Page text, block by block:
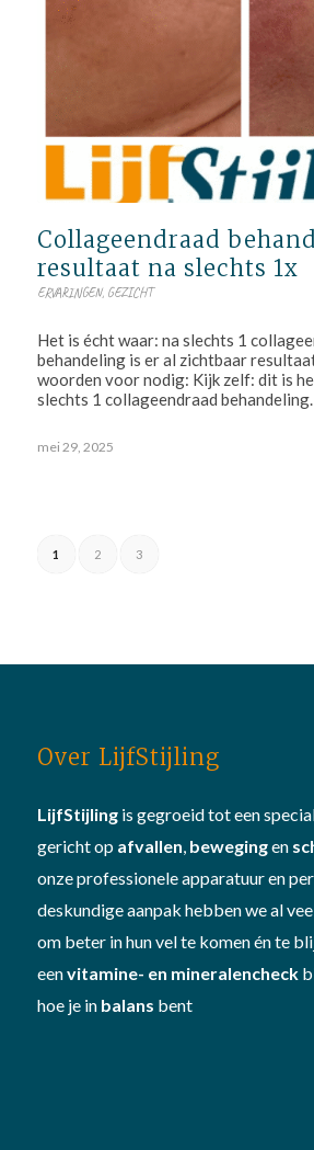
Collageendraad
resultaat na slechts 1x
ERVARINGEN, GEZICHT
Het is écht waar: na slechts 1
behandeling is er al zichtbaar
woorden voor nodig: Kijk zelf: dit is
slechts 1 collageendraad behandeling.
mei 29, 2025
1 2 3
Over LijfStijling
LijfStijlingis gegroeid tot een
gericht op afvallen, bewegingen
onze professionele apparatuur en
deskundige aanpak hebben we al
om beter in hun vel te komen én te
eenvitamine- en mineralencheck
hoe je in balans bent